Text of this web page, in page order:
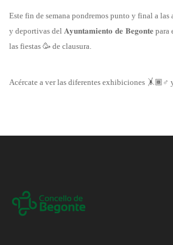
Este fin de semana pondremos punto y final a
y deportivas del 𝐀𝐲𝐮𝐧𝐭𝐚𝐦𝐢𝐞𝐧𝐭𝐨 𝐝𝐞 𝐁𝐞𝐠𝐨𝐧𝐭𝐞 para
las fiestas 🥳 de clausura.
Acércate a ver las diferentes exhibiciones 🤸🏾 ‍♂